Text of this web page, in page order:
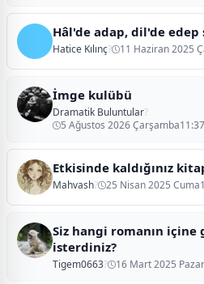
Hâl'de adap, dil'de
Hatice Kılınç? 11 Haziran 2025
İmge kulübü
Dramatik Buluntular?
5 Ağustos 2026
Etkisinde kaldığınız
Mahvash? 25 Nisan 2025
Siz hangi romanın içine
isterdiniz?
Tigem0663? 16 Mart 2025